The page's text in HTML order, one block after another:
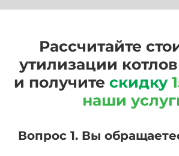
Рассчитайте
утилизации
и получите скидку
наши
Вопрос 1. Вы